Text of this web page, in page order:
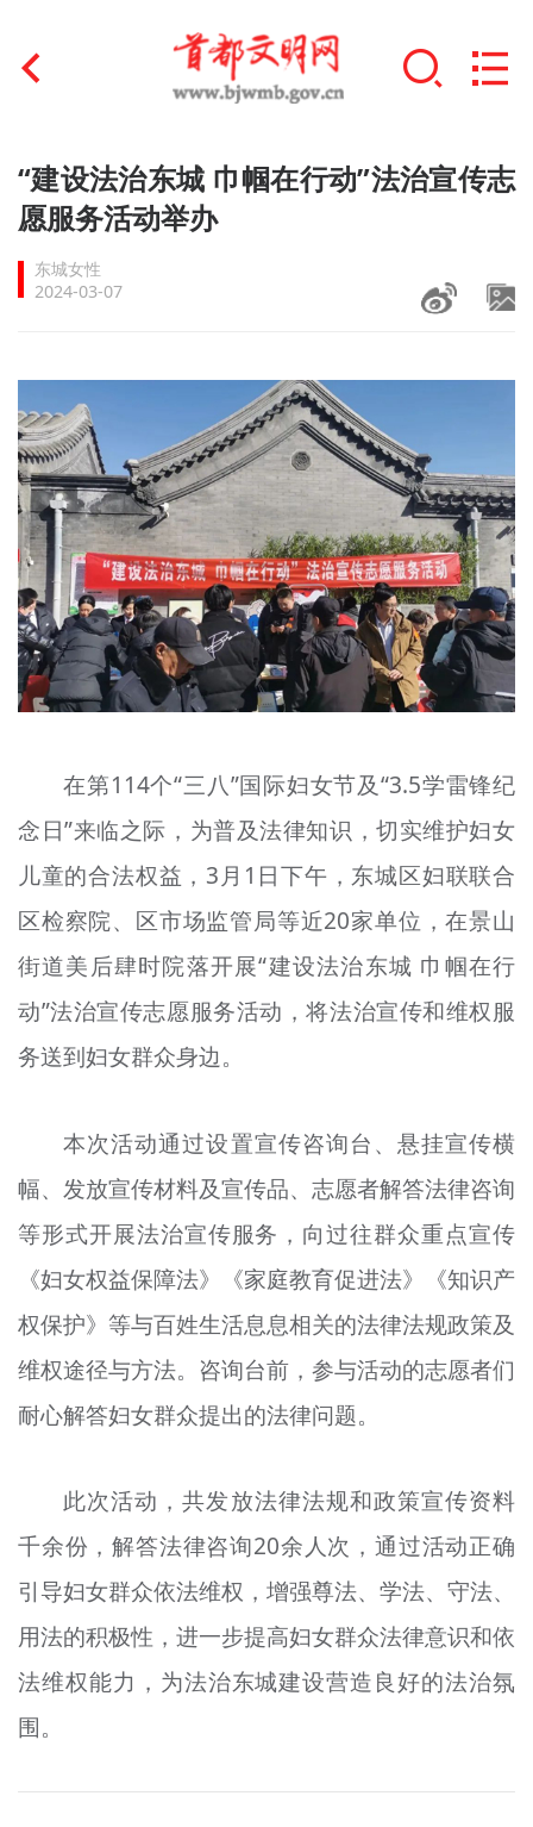
首页
文明创建
文明实践
未成年人思想道德建设
榜样人物
身边好人
文明评论
北京宣传文化引导基金
宣传思想文化人才
资料库
+
“建设法治东城 巾帼在行动”法治宣传志
愿服务活动举办
东城女性
2024-03-07
在第114个“三八”国际妇女节及“3.5学雷锋纪
念日”来临之际，为普及法律知识，切实维护妇女
儿童的合法权益，3月1日下午，东城区妇联联合
区检察院、区市场监管局等近20家单位，在景山
街道美后肆时院落开展“建设法治东城 巾帼在行
动”法治宣传志愿服务活动，将法治宣传和维权服
务送到妇女群众身边。
本次活动通过设置宣传咨询台、悬挂宣传横
幅、发放宣传材料及宣传品、志愿者解答法律咨询
等形式开展法治宣传服务，向过往群众重点宣传
《妇女权益保障法》《家庭教育促进法》《知识产
权保护》等与百姓生活息息相关的法律法规政策及
维权途径与方法。咨询台前，参与活动的志愿者们
耐心解答妇女群众提出的法律问题。
此次活动，共发放法律法规和政策宣传资料
千余份，解答法律咨询20余人次，通过活动正确
引导妇女群众依法维权，增强尊法、学法、守法、
用法的积极性，进一步提高妇女群众法律意识和依
法维权能力，为法治东城建设营造良好的法治氛
围。